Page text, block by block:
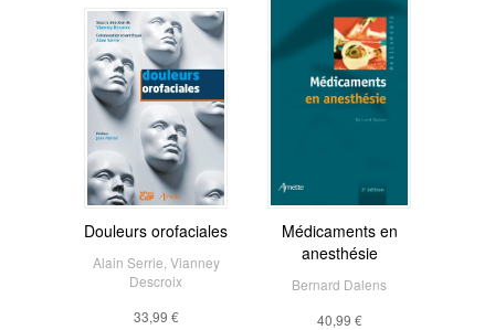
Douleurs orofaciales
Alain Serrie Vianney
Descroix
33,99 €
Médicaments en
anesthésie
Bernard Dalens
40,99 €